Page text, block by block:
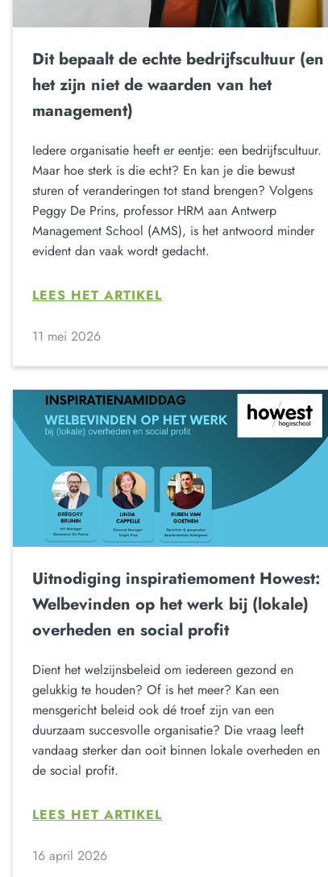
Dit bepaalt de echte bedrijfscultuur (en
het zijn niet de waarden van het
management)
Iedere organisatie heeft er eentje: een bedrijfscultuur.
Maar hoe sterk is die echt? En kan je die bewust
sturen of veranderingen tot stand brengen? Volgens
Peggy De Prins, professor HRM aan Antwerp
Management School (AMS), is het antwoord minder
evident dan vaak wordt gedacht.
LEES HET ARTIKEL
11 mei 2026
Uitnodiging inspiratiemoment Howest:
Welbevinden op het werk bij (lokale)
overheden en social profit
Dient het welzijnsbeleid om iedereen gezond en
gelukkig te houden? Of is het meer? Kan een
mensgericht beleid ook dé troef zijn van een
duurzaam succesvolle organisatie? Die vraag leeft
vandaag sterker dan ooit binnen lokale overheden en
de social profit.
LEES HET ARTIKEL
16 april 2026